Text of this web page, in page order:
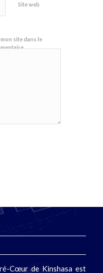
Site web
site dans le
Cœur de Kinshasa est